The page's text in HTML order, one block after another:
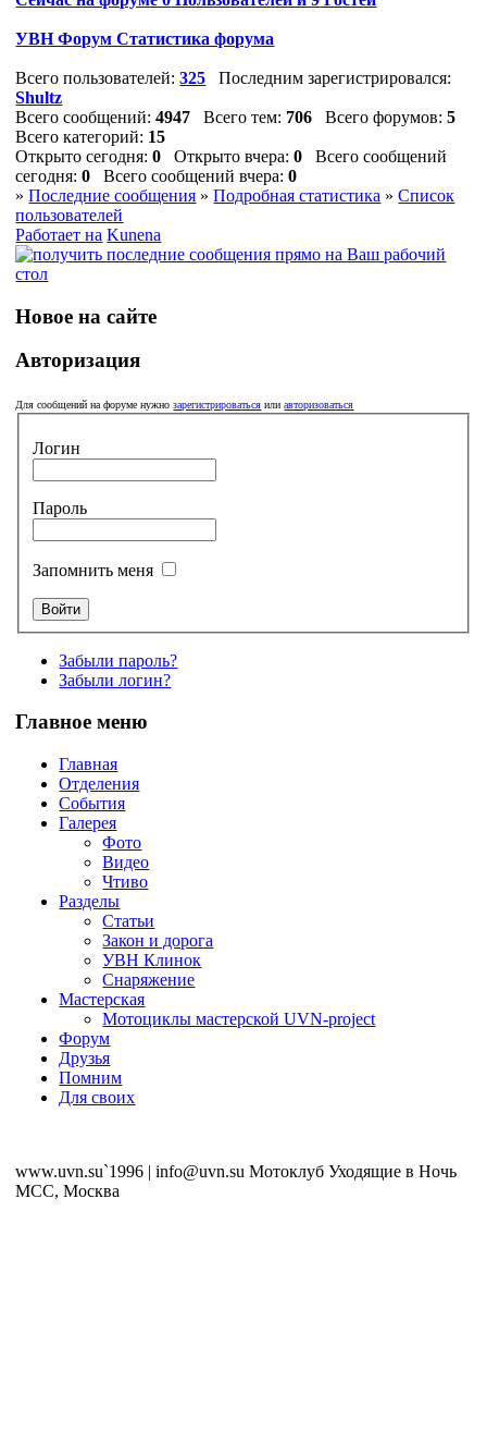
УВН Форум Статистика форума
Всего пользователей: 325
Последним зарегистрировался:
Shultz
Всего сообщений:4947 Всего тем: 706 Всего форумов:5
Всего категорий: 15
Открыто сегодня:0 Открыто вчера:0 Всего сообщений
сегодня:0 Всего сообщений вчера:0
»Последние сообщения »Подробная статистика »Список
пользователей
Работает на Kunena
Новое на сайте
Авторизация
Для сообщений на форуме нужнозарегистрироваться илиавторизоваться
Логин
Пароль
Запомнить меня
Забыли пароль?
Забыли логин?
Главное меню
Главная
Отделения
События
Галерея
Фото
Видео
Чтиво
Разделы
Статьи
Закон и дорога
УВН Клинок
Снаряжение
Мастерская
Мотоциклы мастерской UVN-project
Форум
Друзья
Помним
Для своих
www.uvn.su`1996 | info@uvn.su Мотоклуб Уходящие в Ночь
MCC, Москва